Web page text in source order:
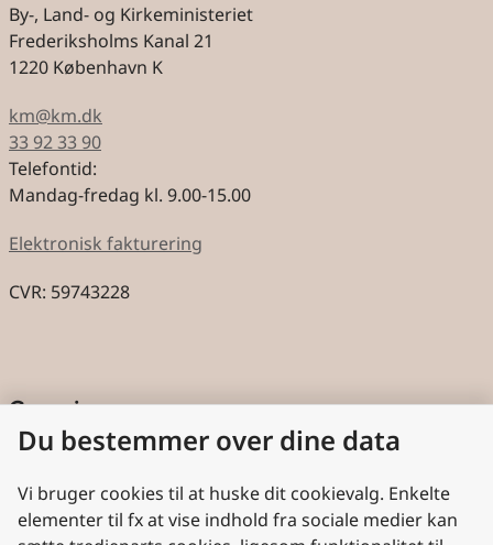
By-, Land- og Kirkeministeriet
Frederiksholms Kanal 21
1220 København K
km@km.dk
33 92 33 90
Telefontid:
Mandag-fredag kl. 9.00-15.00
Elektronisk fakturering
CVR: 59743228
Genveje
Cookies
Aktindsigt
Persondatabeskyttelse
Du bestemmer over dine data
Vi bruger cookies til at huske dit cookievalg. Enkelte
elementer til fx at vise indhold fra sociale medier kan